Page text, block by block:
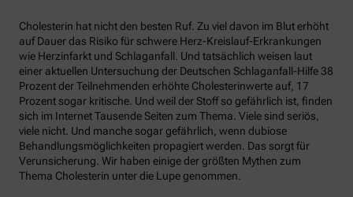
Cholesterin hat nicht den besten Ruf. Zu viel davon im Blut erhöht
auf Dauer das Risiko für schwere Herz-Kreislauf-Erkrankungen
wie Herzinfarkt und Schlaganfall. Und tatsächlich weisen laut
einer aktuellen Untersuchung der Deutschen Schlaganfall-Hilfe 38
Prozent der Teilnehmenden erhöhte Cholesterinwerte auf, 17
Prozent sogar kritische. Und weil der Stoff so gefährlich ist, finden
sich im Internet Tausende Seiten zum Thema. Viele sind seriös,
viele nicht. Und manche sogar gefährlich, wenn dubiose
Behandlungsmöglichkeiten propagiert werden. Das sorgt für
Verunsicherung. Wir haben einige der größten Mythen zum
Thema Cholesterin unter die Lupe genommen.